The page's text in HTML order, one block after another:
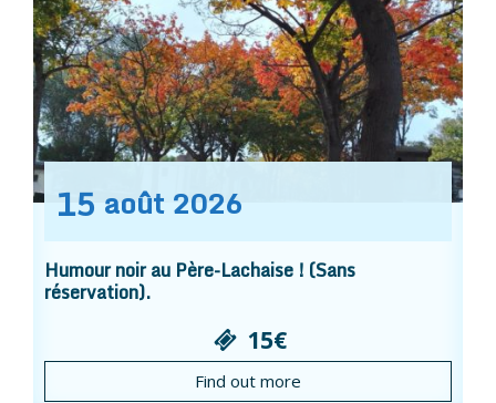
15 août 2026
Humour noir au Père-Lachaise ! (Sans
réservation).
15€
Find out more